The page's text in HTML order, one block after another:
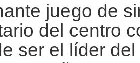
juego de
del centro
ser el líder